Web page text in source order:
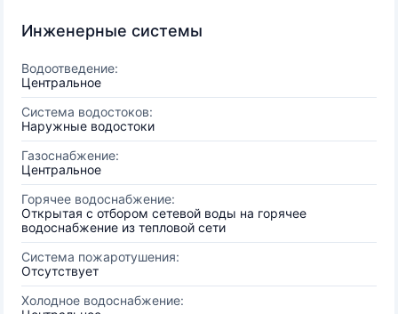
Инженерные системы
Водоотведение:
Центральное
Система водостоков:
Наружные водостоки
Газоснабжение:
Центральное
Горячее водоснабжение:
Открытая с отбором сетевой воды на горячее
водоснабжение из тепловой сети
Система пожаротушения:
Отсутствует
Холодное водоснабжение: